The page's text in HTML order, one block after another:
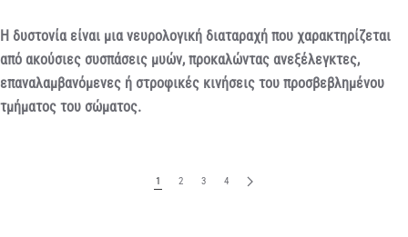
Η δυστονία είναι μια νευρολογική διαταραχή που χαρακτηρίζεται
από ακούσιες συσπάσεις μυών, προκαλώντας ανεξέλεγκτες,
επαναλαμβανόμενες ή στροφικές κινήσεις του προσβεβλημένου
τμήματος του σώματος.
1 2 3 4